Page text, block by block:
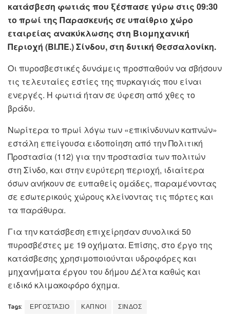
κατάσβεση φωτιάς που ξέσπασε γύρω στις 09:30
το πρωί της Παρασκευής σε υπαίθριο χώρο
εταιρείας ανακύκλωσης στη Βιομηχανική
Περιοχή (ΒΙ.ΠΕ.) Σίνδου, στη δυτική Θεσσαλονίκη.
Οι πυροσβεστικές δυνάμεις προσπαθούν να σβήσουν
τις τελευταίες εστίες της πυρκαγιάς που είναι
ενεργές. Η φωτιά ήταν σε ύφεση από χθες το
βράδυ.
Νωρίτερα το πρωί λόγω των «επικίνδυνων καπνών»
εστάλη επείγουσα ειδοποίηση από την Πολιτική
Προστασία (112) για την προστασία των πολιτών
στη Σίνδο, και στην ευρύτερη περιοχή, ιδιαίτερα
όσων ανήκουν σε ευπαθείς ομάδες, παραμένοντας
σε εσωτερικούς χώρους κλείνοντας τις πόρτες και
τα παράθυρα.
Για την κατάσβεση επιχείρησαν συνολικά 50
πυροσβέστες με 19 οχήματα. Επίσης, στο έργο της
κατάσβεσης χρησιμοποιούνται υδροφόρες και
μηχανήματα έργου του δήμου Δέλτα καθώς και
ειδικό κλιμακοφόρο όχημα.
Tags: ΕΡΓΟΣΤΑΣΙΟ ΚΑΠΝΟΙ ΣΙΝΔΟΣ